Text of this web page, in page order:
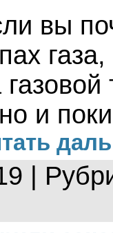
вы
газовой
и
|